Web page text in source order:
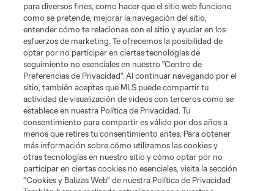
Tickets
News
MLSSOCCER.COM
para diversos fines, como hacer que el sitio web funcione
como se pretende, mejorar la navegación del sitio,
entender cómo te relacionas con el sitio y ayudar en los
esfuerzos de marketing. Te ofrecemos la posibilidad de
optar por no participar en ciertas tecnologías de
seguimiento no esenciales en nuestro "Centro de
Preferencias de Privacidad". Al continuar navegando por el
sitio, también aceptas que MLS puede compartir tu
actividad de visualización de videos con terceros como se
establece en nuestra Política de Privacidad. Tu
consentimiento para compartir es válido por dos años a
menos que retires tu consentimiento antes. Para obtener
más información sobre cómo utilizamos las cookies y
otras tecnologías en nuestro sitio y cómo optar por no
participar en ciertas cookies no esenciales, visita la sección
“Cookies y Balizas Web” de nuestra Política de Privacidad